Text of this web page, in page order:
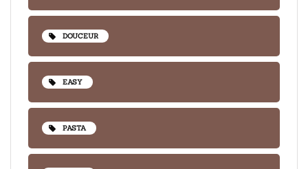
DOUCEUR
EASY
PASTA